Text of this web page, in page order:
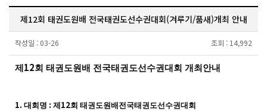
제12회 태권도원배 전국태권도선수권대회(겨루기/품새)개최 안내
작성일 : 03-26 조회 : 14,992
제 12회 태권도원배 전국태권도선수권대회 개최안내
1. 대회명 : 제 12회 태권도원배전국태권도선수권대회